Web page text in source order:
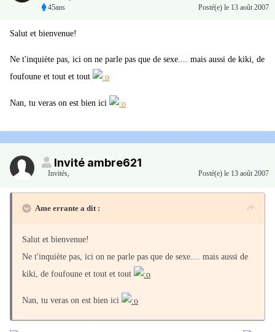
45ans
Posté(e) le 13 août 2007
Salut et bienvenue!
Ne t'inquiète pas, ici on ne parle pas que de sexe.... mais aussi de kiki, de
foufoune et tout et tout
Nan, tu veras on est bien ici
Invité ambre621
Invités, Posté(e) le 13 août 2007
Ame errante a dit :
Salut et bienvenue!
Ne t'inquiète pas, ici on ne parle pas que de sexe.... mais aussi de
kiki, de foufoune et tout et tout
Nan, tu veras on est bien ici